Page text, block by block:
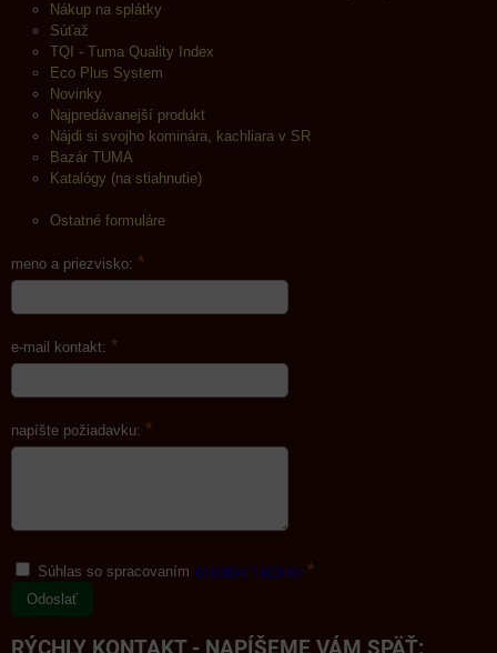
Nákup na splátky
Súťaž
TQI - Tuma Quality Index
Eco Plus System
Novinky
Najpredávanejší produkt
Nájdi si svojho kominára, kachliara v SR
Bazár TUMA
Katalógy (na stiahnutie)
Ostatné formuláre
meno a priezvisko: *
e-mail kontakt: *
napíšte požiadavku: *
Súhlas so spracovaním osobných údajov *
Odoslať